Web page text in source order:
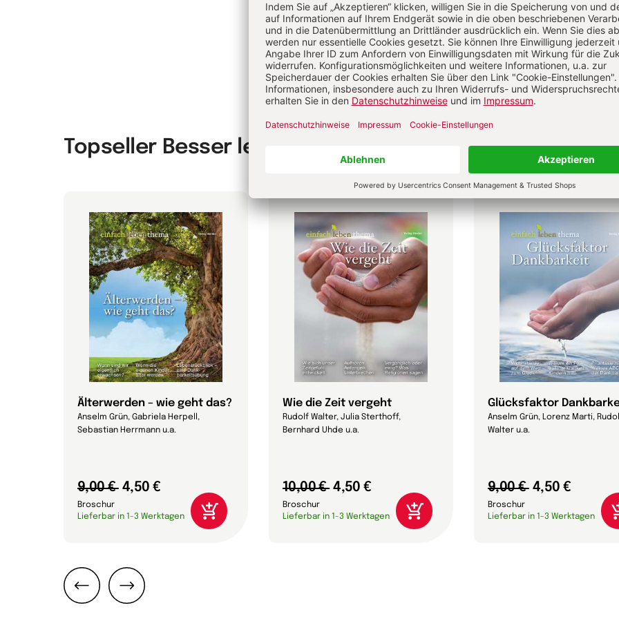
Wege zur Gelassenheit Das eigene Glück finden
Topseller Besser leben
Älterwerden – wie geht das?
Anselm Grün, Gabriela Herpell,
Sebastian Herrmann u.a.
9,00 € 4,50 €
Broschur
Lieferbar in 1-3 Werktagen
Wie die Zeit vergeht
Rudolf Walter, Julia Sterthoff,
Bernhard Uhde u.a.
10,00 € 4,50 €
Broschur
Lieferbar in 1-3 Werktagen
Glücksfaktor
Anselm Grün, Lorenz Marti,
Walter u.a.
9,00 € 4,50 €
Broschur
Lieferbar in 1-3 Werktagen